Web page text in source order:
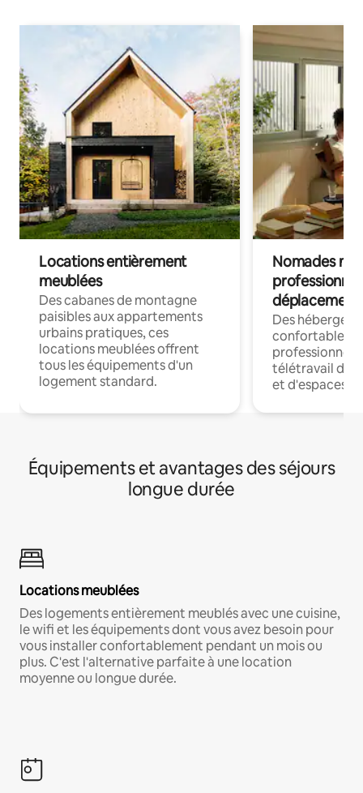
Locations entièrement
meublées
Des cabanes de montagne
paisibles aux appartements
urbains pratiques, ces
locations meublées offrent
tous les équipements d'un
logement standard.
Nomades
déplacement
Des
confortables
professionnels
télétravail
et d'espaces
Équipements et avantages des séjours
longue durée
Locations meublées
Des logements entièrement meublés avec une cuisine,
le wifi et les équipements dont vous avez besoin pour
vous installer confortablement pendant un mois ou
plus. C'est l'alternative parfaite à une location
moyenne ou longue durée.